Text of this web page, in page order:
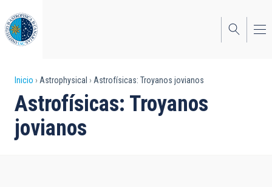
al
contenido
principal
Sobrescribir
enlaces
de
Inicio Astrophysical Astrofísicas: Troyanos jovianos
Astrofísicas: Troyanos
jovianos